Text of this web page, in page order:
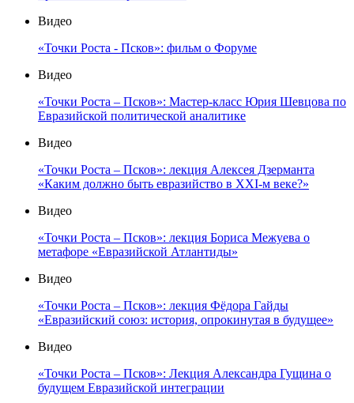
Видео
«Точки Роста - Псков»: фильм о Форуме
Видео
«Точки Роста – Псков»: Мастер-класс Юрия Шевцова по
Евразийской политической аналитике
Видео
«Точки Роста – Псков»: лекция Алексея Дзерманта
«Каким должно быть евразийство в XXI-м веке?»
Видео
«Точки Роста – Псков»: лекция Бориса Межуева о
метафоре «Евразийской Атлантиды»
Видео
«Точки Роста – Псков»: лекция Фёдора Гайды
«Евразийский союз: история, опрокинутая в будущее»
Видео
«Точки Роста – Псков»: Лекция Александра Гущина о
будущем Евразийской интеграции